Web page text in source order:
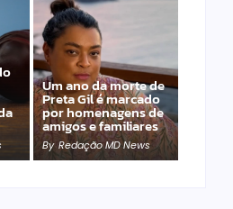
Um ano da morte de
Preta Gil é marcado
por homenagens de
amigos e familiares
By Redação MD News